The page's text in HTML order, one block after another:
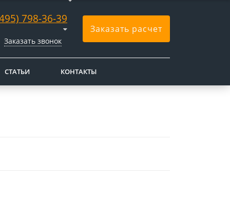
798-36-39
Заказать звонок
Заказать расчет
СТАТЬИ КОНТАКТЫ